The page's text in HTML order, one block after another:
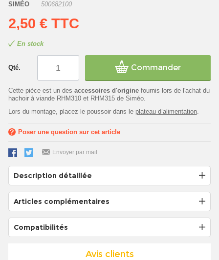
SIMÉO 500682100
2,50 € TTC
En stock
Qté. Commander
Cette pièce est un des accessoires d'originefournis lors de l'achat du
hachoir à viande RHM310 et RHM315 de Siméo.
Lors du montage, placez le poussoir dans le plateau d’alimentation.
Poser une question sur cet article
Envoyer par mail
Description détaillée
Articles complémentaires
Compatibilités
Avis clients